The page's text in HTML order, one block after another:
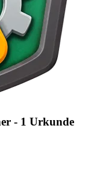
- 1 Urkunde